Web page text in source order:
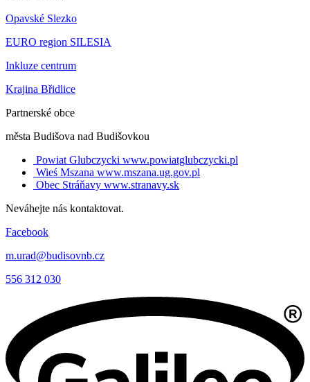
Opavské Slezko
EURO region SILESIA
Inkluze centrum
Krajina Břidlice
Partnerské obce
města Budišova nad Budišovkou
Powiat Glubczycki www.powiatglubczycki.pl
Wieś Mszana www.mszana.ug.gov.pl
Obec Stráňavy www.stranavy.sk
Neváhejte nás kontaktovat.
Facebook
m.urad@budisovnb.cz
556 312 030